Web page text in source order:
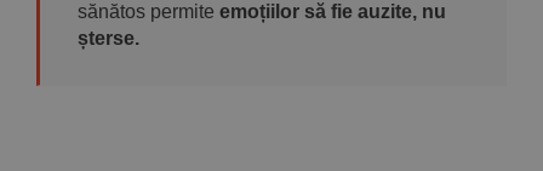
sănătos permite emoțiilor să fie auzite, nu
șterse.